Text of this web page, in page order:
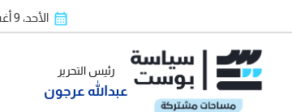
الأحد، 9 أغسطس 2026
رئيس التحرير
عبدالله عرجون